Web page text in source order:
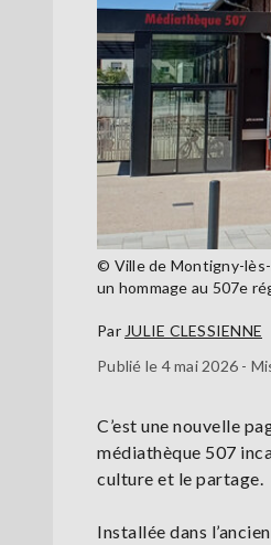
© Ville de Montigny-lès-
un hommage au 507e
Par JULIE CLESSIENNE
Publié le 4 mai 2026 -
C’est une nouvelle
médiathèque 507
culture et le partage.
Installée dans